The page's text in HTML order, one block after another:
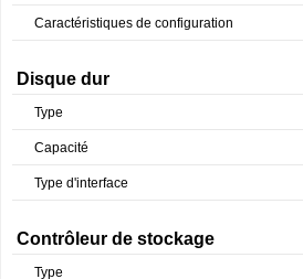
Caractéristiques de configuration
Disque dur
Type
Capacité
Type d'interface
Contrôleur de stockage
Type